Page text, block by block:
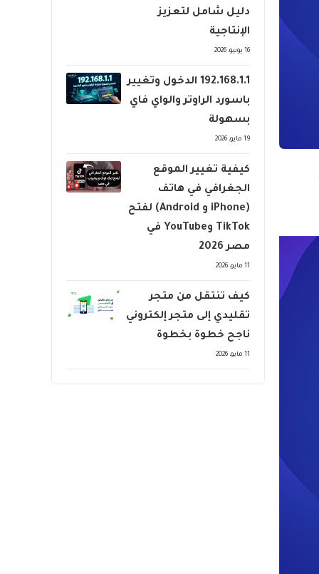
دليل شامل لتعزيز
الإنتاجية
16 يونيو، 2026
192.168.1.1 الدخول وتغيير
باسورد الراوتر والواي فاي
بسهولة
19 مايو، 2026
كيفية تغيير الموقع
الجغرافي في هاتف
(iPhone و Android) لفتح
TikTok وYouTube في
مصر 2026
11 مايو، 2026
كيف تنتقل من متجر
تقليدي إلى متجر إلكتروني
ناجح خطوة بخطوة
11 مايو، 2026